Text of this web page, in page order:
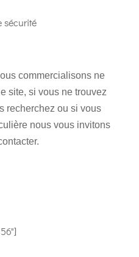
sécurité
commercialisons ne
site, si vous ne trouvez
recherchez ou si vous
nous vous invitons